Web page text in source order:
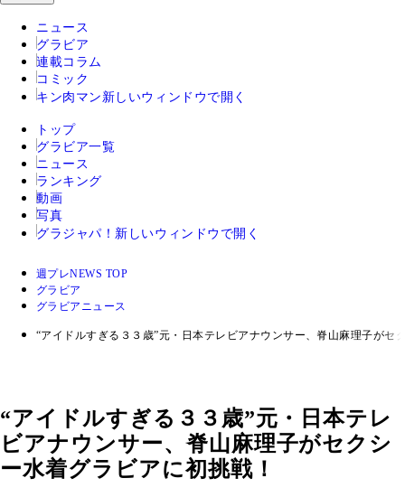
ニュース
グラビア
連載コラム
コミック
キン肉マン 新しいウィンドウで開く
トップ
グラビア一覧
ニュース
ランキング
動画
写真
グラジャパ！ 新しいウィンドウで開く
週プレNEWS TOP
グラビア
グラビアニュース
“アイドルすぎる３３歳”元・日本テレビアナウンサー、脊山麻理子がセ
“アイドルすぎる３３歳”元・日本テレ
ビアナウンサー、脊山麻理子がセクシ
ー水着グラビアに初挑戦！